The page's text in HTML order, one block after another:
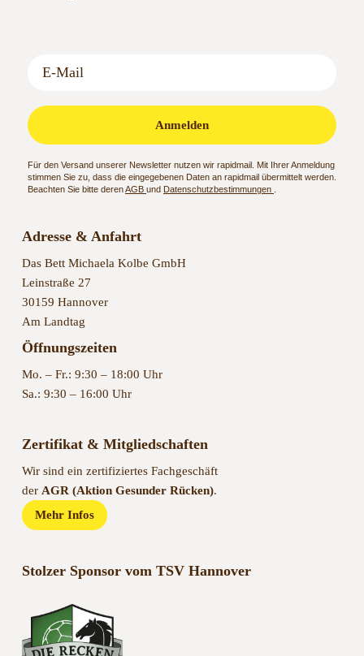
Anmelden
Für den Versand unserer Newsletter nutzen wir rapidmail. Mit Ihrer Anmeldung
stimmen Sie zu, dass die eingegebenen Daten an rapidmail übermittelt werden.
Beachten Sie bitte derenAGB und Datenschutzbestimmungen
Adresse & Anfahrt
Das Bett Michaela Kolbe GmbH
Leinstraße 27
30159 Hannover
Am Landtag
Öffnungszeiten
Mo. – Fr.: 9:30 – 18:00 Uhr
Sa.: 9:30 – 16:00 Uhr
Zertifikat & Mitgliedschaften
Wir sind ein zertifiziertes Fachgeschäft
der AGR (Aktion Gesunder Rücken).
Mehr Infos
Stolzer Sponsor vom TSV Hannover